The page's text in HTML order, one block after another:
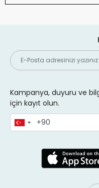
Kampanya, duyuru ve
için kayıt olun.